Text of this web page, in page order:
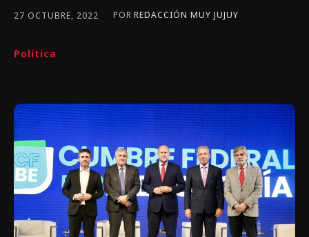
27 OCTUBRE, 2022 POR REDACCIÓN MUY JUJUY
Política